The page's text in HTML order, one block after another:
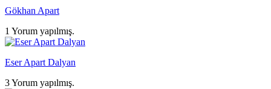
Gökhan Apart
1 Yorum yapılmış.
Eser Apart Dalyan
3 Yorum yapılmış.